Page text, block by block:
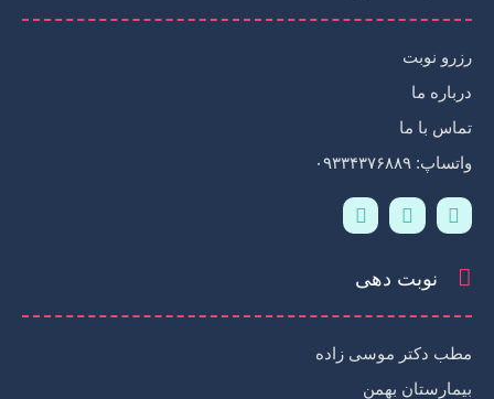
رزرو نوبت
درباره ما
تماس با ما
واتساپ: ۰۹۳۳۴۳۷۶۸۸۹
W
h
p
I
n
a
m
T
e
g
-
نوبت دهی
مطب دکتر موسی زاده
بیمارستان بهمن